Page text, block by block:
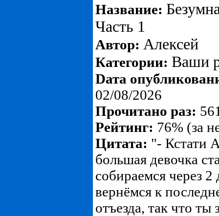
Название:
Часть 1
Автор: Алексей
Категории: Ваши
Dата
02/08/2026
Прочитано раз:
Рейтинг: 76% (за
Цитата: "- Кстати
большая девочка
собираемся через 2
вернёмся к
отъезда, так что ты